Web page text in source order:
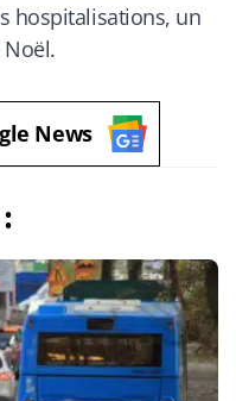
hospitalisations, un
Noël.
News